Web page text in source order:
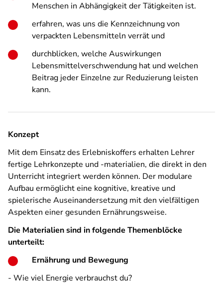
Menschen in Abhängigkeit der Tätigkeiten ist.
erfahren, was uns die Kennzeichnung von
verpackten Lebensmitteln verrät und
durchblicken, welche Auswirkungen
Lebensmittelverschwendung hat und welchen
Beitrag jeder Einzelne zur Reduzierung leisten
kann.
Konzept
Mit dem Einsatz des Erlebniskoffers erhalten Lehrer
fertige Lehrkonzepte und -materialien, die direkt in den
Unterricht integriert werden können. Der modulare
Aufbau ermöglicht eine kognitive, kreative und
spielerische Auseinandersetzung mit den vielfältigen
Aspekten einer gesunden Ernährungsweise.
Die Materialien sind in folgende Themenblöcke
unterteilt:
Ernährung und Bewegung
- Wie viel Energie verbrauchst du?